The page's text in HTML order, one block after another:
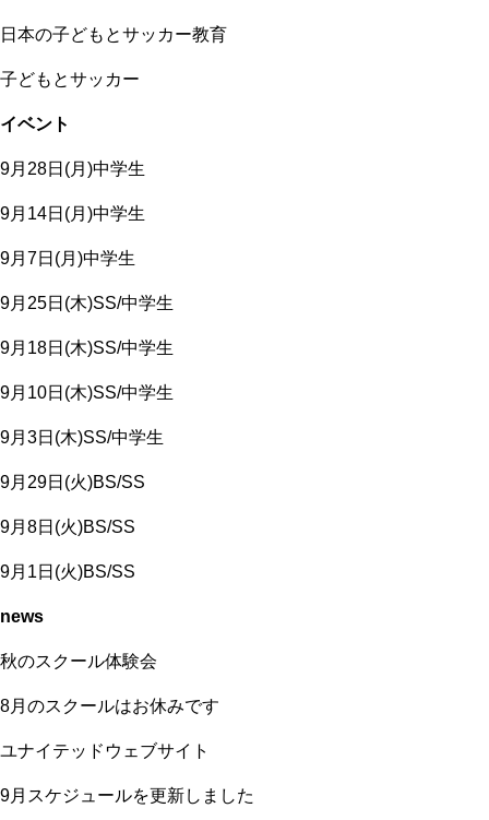
日本の子どもとサッカー教育
子どもとサッカー
イベント
9月28日(月)中学生
9月14日(月)中学生
9月7日(月)中学生
9月25日(木)SS/中学生
9月18日(木)SS/中学生
9月10日(木)SS/中学生
9月3日(木)SS/中学生
9月29日(火)BS/SS
9月8日(火)BS/SS
9月1日(火)BS/SS
news
秋のスクール体験会
8月のスクールはお休みです
ユナイテッドウェブサイト
9月スケジュールを更新しました